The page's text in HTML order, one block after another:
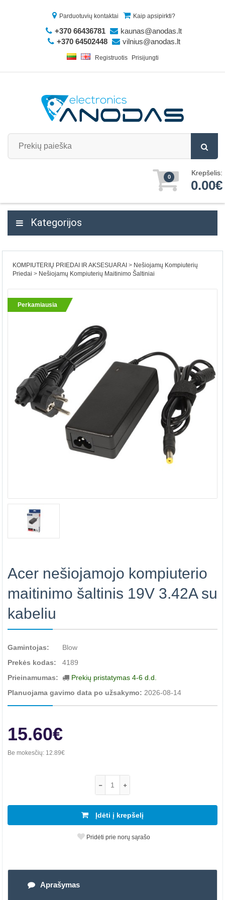
Parduotuvių kontaktai Kaip apsipirkti?
+370 66436781
kaunas@anodas.lt
+370 64502448
vilnius@anodas.lt
Registruotis Prisijungti
0 Krepšelis:
0.00€
Kategorijos
KOMPIUTERIŲ PRIEDAI IR AKSESUARAI
Nešiojamų Kompiuterių
Priedai
Nešiojamų Kompiuterių Maitinimo Šaltiniai
Perkamiausia
Acer nešiojamojo kompiuterio
maitinimo šaltinis 19V 3.42A su
kabeliu
Gamintojas:
Blow
Prekės kodas:
4189
Prieinamumas:
Prekių pristatymas 4-6 d.d.
Planuojama gavimo data po užsakymo: 2026-08-14
15.60€
Be mokesčių: 12.89€
Įdėti į krepšelį
Pridėti prie norų sąrašo
Aprašymas